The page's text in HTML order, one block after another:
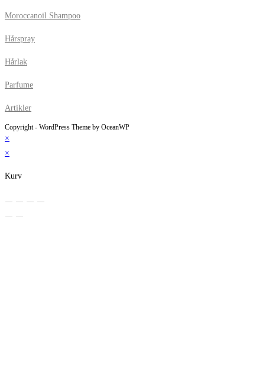
Moroccanoil Shampoo
Hårspray
Hårlak
Parfume
Artikler
Copyright - WordPress Theme by OceanWP
×
×
Kurv